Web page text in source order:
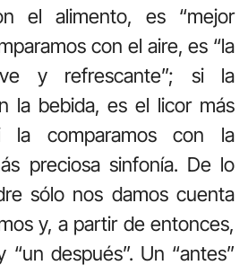
el alimento, es “mejor
con el aire, es “la
y refrescante”; si la
la bebida, es el licor más
la comparamos con la
preciosa sinfonía. De lo
sólo nos damos cuenta
y, a partir de entonces,
“un después”. Un “antes”